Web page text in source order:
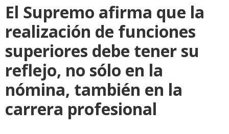
El Supremo afirma que la
realización de funciones
superiores debe tener su
reflejo, no sólo en la
nómina, también en la
carrera profesional